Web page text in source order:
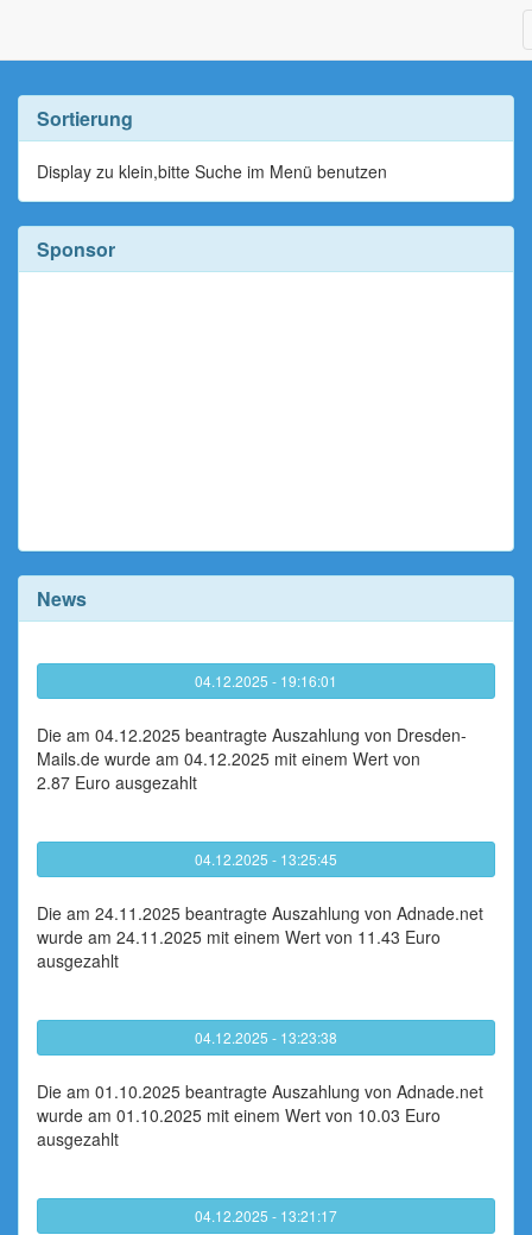
Sortierung
Display zu klein,bitte Suche im Menü benutzen
Sponsor
News
04.12.2025 - 19:16:01
Die am 04.12.2025 beantragte Auszahlung von Dresden-
Mails.de wurde am 04.12.2025 mit einem Wert von
2.87 Euro ausgezahlt
04.12.2025 - 13:25:45
Die am 24.11.2025 beantragte Auszahlung von Adnade.net
wurde am 24.11.2025 mit einem Wert von 11.43 Euro
ausgezahlt
04.12.2025 - 13:23:38
Die am 01.10.2025 beantragte Auszahlung von Adnade.net
wurde am 01.10.2025 mit einem Wert von 10.03 Euro
ausgezahlt
04.12.2025 - 13:21:17